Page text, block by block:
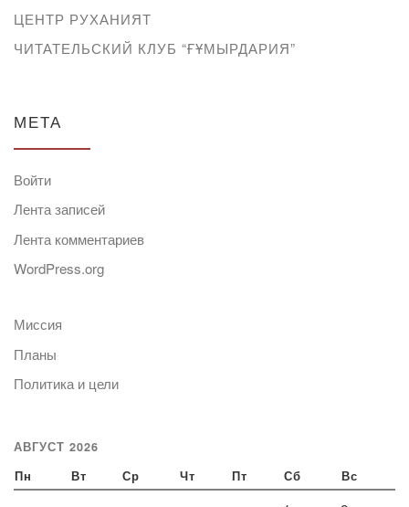
ЦЕНТР РУХАНИЯТ
ЧИТАТЕЛЬСКИЙ КЛУБ “ҒҰМЫРДАРИЯ”
МЕТА
Войти
Лента записей
Лента комментариев
WordPress.org
Миссия
Планы
Политика и цели
АВГУСТ 2026
Пн Вт Ср Чт Пт Сб Вс